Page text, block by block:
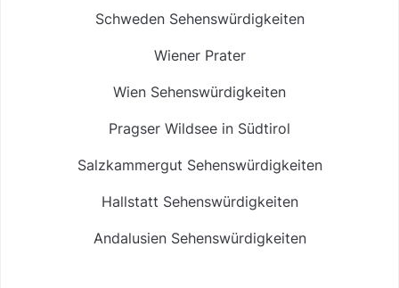
Schweden Sehenswürdigkeiten
Wiener Prater
Wien Sehenswürdigkeiten
Pragser Wildsee in Südtirol
Salzkammergut Sehenswürdigkeiten
Hallstatt Sehenswürdigkeiten
Andalusien Sehenswürdigkeiten